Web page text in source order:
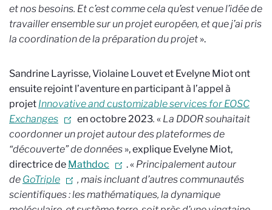
et nos besoins. Et c’est comme cela qu’est venue l’idée de
travailler ensemble sur un projet européen, et que j’ai pris
la coordination de la préparation du projet ».
Sandrine Layrisse, Violaine Louvet et Evelyne Miot ont
ensuite rejoint l’aventure en participant à l’appel à
projet Innovative and customizable services for EOSC
Exchanges
en octobre 2023. « La DDOR souhaitait
coordonner un projet autour des plateformes de
“découverte” de données », explique Evelyne Miot,
directrice de Mathdoc . « Principalement autour
de GoTriple
, mais incluant d’autres communautés
scientifiques : les mathématiques, la dynamique